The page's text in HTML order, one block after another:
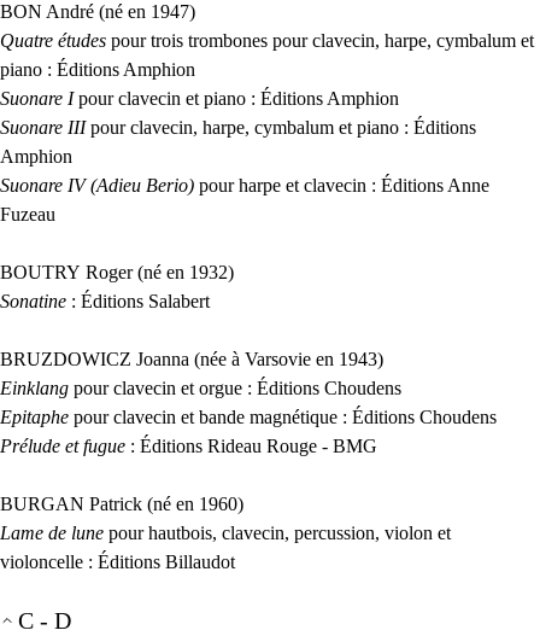
BON André (né en 1947)
Quatre études pour trois trombones pour clavecin, harpe, cymbalum et
piano : Éditions Amphion
Suonare Ipour clavecin et piano : Éditions Amphion
Suonare IIIpour clavecin, harpe, cymbalum et piano : Éditions
Amphion
Suonare IV(Adieu Berio) pour harpe et clavecin : Éditions Anne
Fuzeau
BOUTRY Roger (né en 1932)
Sonatine : Éditions Salabert
BRUZDOWICZ Joanna (née à Varsovie en 1943)
Einklang pour clavecin et orgue : Éditions Choudens
Epitaphe pour clavecin et bande magnétique : Éditions Choudens
Prélude et fugue : Éditions Rideau Rouge - BMG
BURGAN Patrick (né en 1960)
Lame de lune pour hautbois, clavecin, percussion, violon et
violoncelle : Éditions Billaudot
C - D